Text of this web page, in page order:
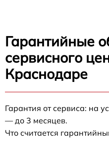
Гарантийные
сервисного
Краснодаре
Гарантия от сервиса: на
— до 3 месяцев.
Что считается